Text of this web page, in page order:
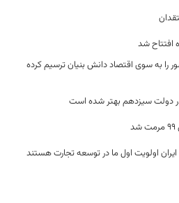
را به سوی اقتصاد دانش‌ بنیان ترسیم کرده
در دولت سیزدهم بهتر شده است
اولویت اول ما در توسعه تجارت هستند